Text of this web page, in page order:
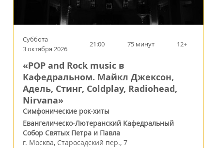
Суббота
3 октября 2026
21:00 75 минут 12+
«POP and Rock music в
Кафедральном. Майкл Джексон,
Адель, Стинг, Coldplay, Radiohead,
Nirvana»
Симфонические рок-хиты
Евангелическо-Лютеранский Кафедральный
Собор Святых Петра и Павла
г. Москва, Старосадский пер., 7